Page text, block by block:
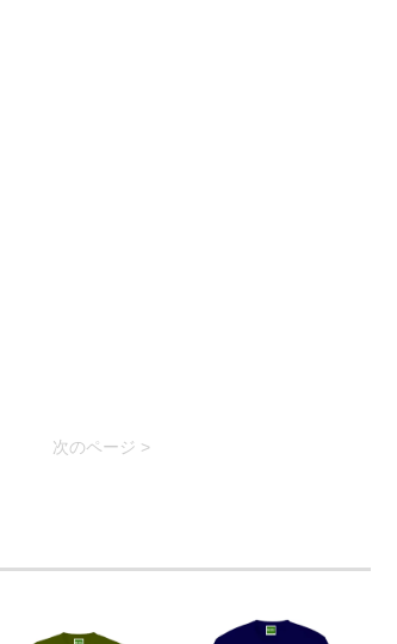
次のページ >